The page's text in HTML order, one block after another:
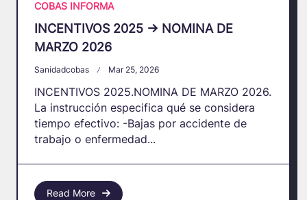
COBAS INFORMA
INCENTIVOS 2025 -> NOMINA DE
MARZO 2026
Sanidadcobas Mar 25, 2026
INCENTIVOS 2025.NOMINA DE MARZO 2026.
La instrucción especifica qué se considera
tiempo efectivo: -Bajas por accidente de
trabajo o enfermedad...
Read More